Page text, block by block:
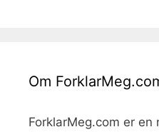
Om
ForklarMeg.com er